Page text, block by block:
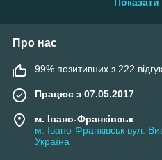
Про нас
99% позитивних з 222
Працює з 07.05.2017
м. Івано-Франківськ
м. Івано-Франківськ вул.
Україна